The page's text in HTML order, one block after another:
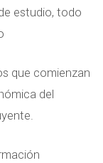
estudio, todo
que comienzan
del